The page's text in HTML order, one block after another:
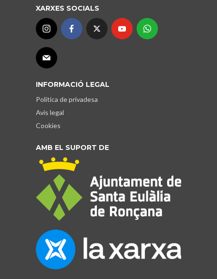
XARXES SOCIALS
INFORMACIÓ LEGAL
Política de privadesa
Avís legal
Cookies
AMB EL SUPORT DE